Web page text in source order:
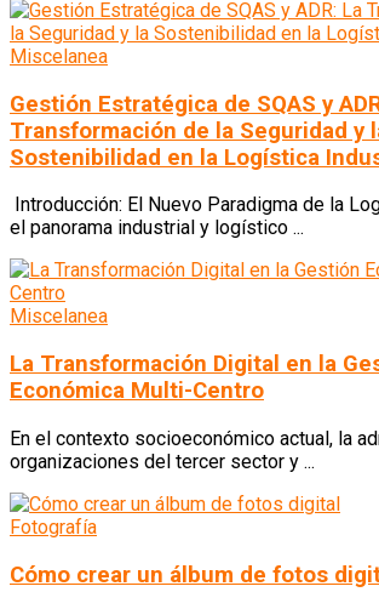
Miscelanea
Gestión Estratégica de SQAS y
Transformación de la Seguridad y
Sostenibilidad en la Logística
Introducción: El Nuevo Paradigma de la
el panorama industrial y logístico ...
Miscelanea
La Transformación Digital en la
Económica Multi-Centro
En el contexto socioeconómico actual, la
organizaciones del tercer sector y ...
Fotografía
Cómo crear un álbum de fotos